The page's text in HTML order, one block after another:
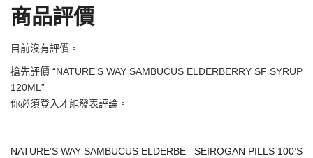
商品評價
目前沒有評價。
搶先評價 “NATURE’S WAY SAMBUCUS ELDERBERRY SF SYRUP
120ML”
你必須登入才能發表評論。
NATURE’S WAY SAMBUCUS ELDERBE SEIROGAN PILLS 100’S